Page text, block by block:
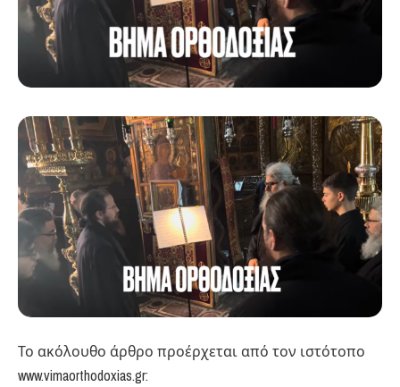
Το ακόλουθο άρθρο προέρχεται από τον ιστότοπο
www.vimaorthodoxias.gr: